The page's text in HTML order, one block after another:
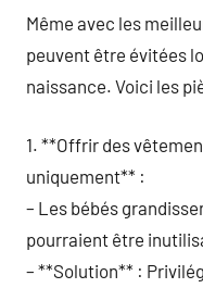
Même avec les
peuvent être évitées
naissance. Voici les
1. **Offrir des
uniquement** :
– Les bébés
pourraient être
– **Solution** :